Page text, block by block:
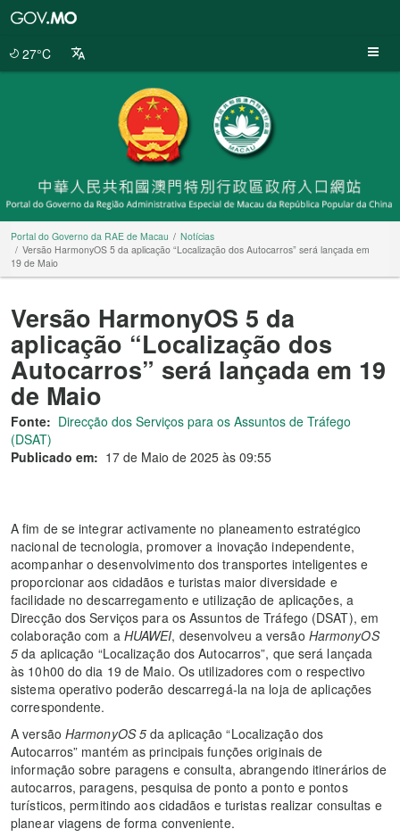
27°C
Portal do Governo da RAE de Macau
Notícias
Versão HarmonyOS 5 da aplicação “Localização dos Autocarros” será lançada em
19 de Maio
Versão HarmonyOS 5 da
aplicação “Localização dos
Autocarros” será lançada em 19
de Maio
Fonte: Direcção dos Serviços para os Assuntos de Tráfego
(DSAT)
Publicado em: 17 de Maio de 2025 às 09:55
A fim de se integrar activamente no planeamento estratégico
nacional de tecnologia, promover a inovação independente,
acompanhar o desenvolvimento dos transportes inteligentes e
proporcionar aos cidadãos e turistas maior diversidade e
facilidade no descarregamento e utilização de aplicações, a
Direcção dos Serviços para os Assuntos de Tráfego (DSAT), em
colaboração com a HUAWEI, desenvolveu a versão HarmonyOS
5da aplicação “Localização dos Autocarros”, que será lançada
às 10h00 do dia 19 de Maio. Os utilizadores com o respectivo
sistema operativo poderão descarregá-la na loja de aplicações
correspondente.
A versão HarmonyOS 5 da aplicação “Localização dos
Autocarros” mantém as principais funções originais de
informação sobre paragens e consulta, abrangendo itinerários de
autocarros, paragens, pesquisa de ponto a ponto e pontos
turísticos, permitindo aos cidadãos e turistas realizar consultas e
planear viagens de forma conveniente.